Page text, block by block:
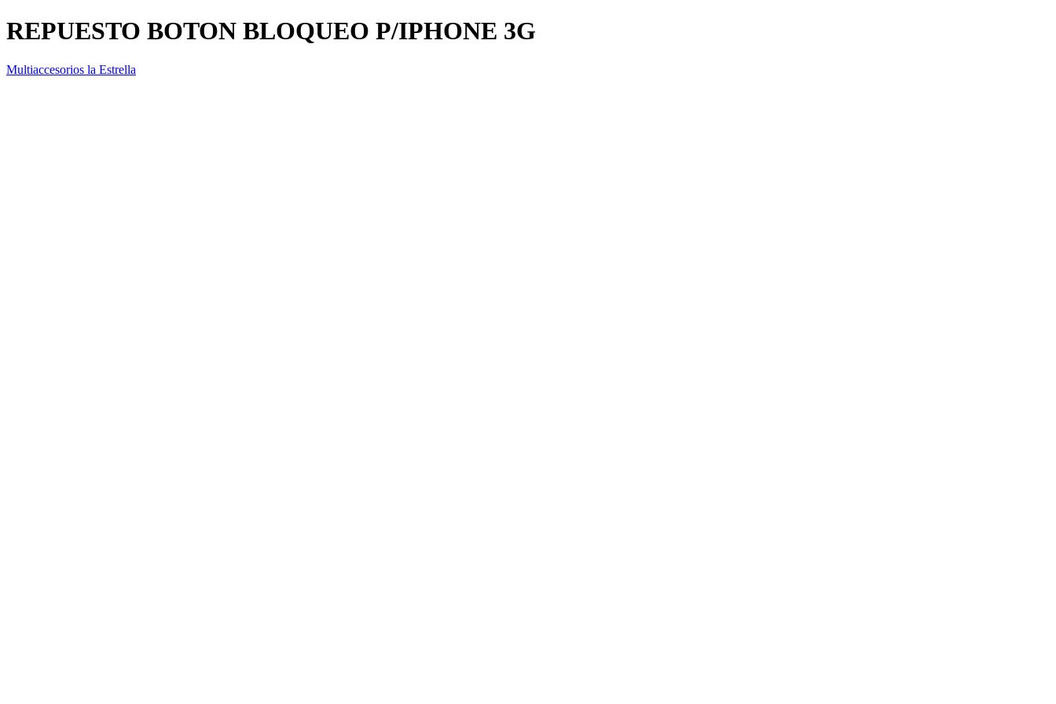
REPUESTO BOTON BLOQUEO P/IPHONE 3G
Multiaccesorios la Estrella